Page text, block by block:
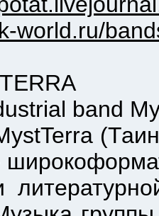
world.ru/
band